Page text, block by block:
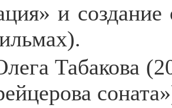
и
Табакова